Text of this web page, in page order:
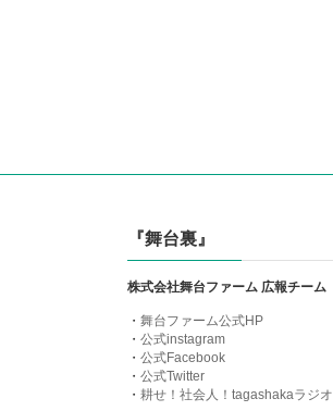
『舞台裏』
株式会社舞台ファーム 広報チーム
・ 舞台ファーム公式HP
・ 公式instagram
・ 公式Facebook
・ 公式Twitter
・ 耕せ！社会人！tagashakaラジオ